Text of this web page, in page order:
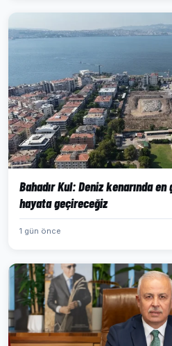
Bahadır Kul: Deniz kenarında
hayata geçireceğiz
1 gün önce